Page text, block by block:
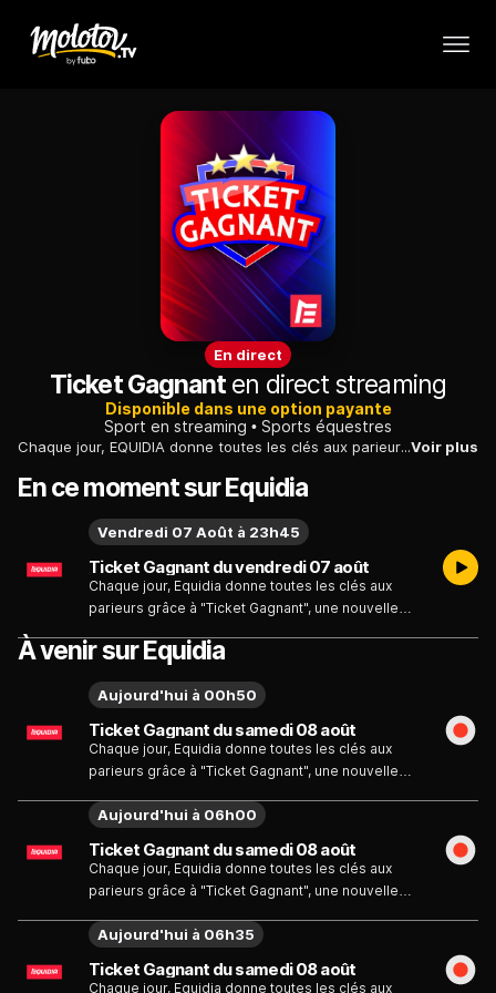
En direct
Ticket Gagnanten direct streaming
Disponible dans une option payante
Sport en streaming
Sports équestres
Chaque jour, EQUIDIA donne toutes les clés aux parieurs grâce à « Ticket Gagnant », une nouvelle émission de 15 mn au cours de laquelle deux animateurs font le papier pour un parieur invité. Ils passent ainsi au crible les chevaux engagés et confrontent leurs arguments. A la fin de leur débat, le parieur choisit alors entre les deux papiers proposés et se voit offrir le ticket retenu.Voir plus
En ce moment sur Equidia
Ticket Gagnant du vendredi 07 août
Chaque jour, Equidia donne toutes les clés aux
parieurs grâce à "Ticket Gagnant", une nouvelle
animateurs font le papier pour un parieur invité. Ils
confrontent leurs arguments. A la fin de leur débat,
le parieur choisit alors entre les deux papiers
proposés et se voit offrir le ticket retenu.
Vendredi 07 Août à 23h45
À venir sur Equidia
Ticket Gagnant du samedi 08 août
Chaque jour, Equidia donne toutes les clés aux
parieurs grâce à "Ticket Gagnant", une nouvelle
animateurs font le papier pour un parieur invité. Ils
confrontent leurs arguments. A la fin de leur débat,
le parieur choisit alors entre les deux papiers
proposés et se voit offrir le ticket retenu.
Aujourd'hui à 00h50
Ticket Gagnant du samedi 08 août
Chaque jour, Equidia donne toutes les clés aux
parieurs grâce à "Ticket Gagnant", une nouvelle
animateurs font le papier pour un parieur invité. Ils
confrontent leurs arguments. A la fin de leur débat,
Aujourd'hui à 06h00
Ticket Gagnant du samedi 08 août
Chaque jour, Equidia donne toutes les clés aux
Aujourd'hui à 06h35